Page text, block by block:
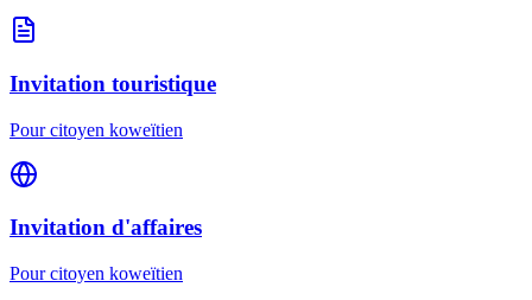
Invitation touristique
Pour citoyen koweïtien
Invitation d'affaires
Pour citoyen koweïtien